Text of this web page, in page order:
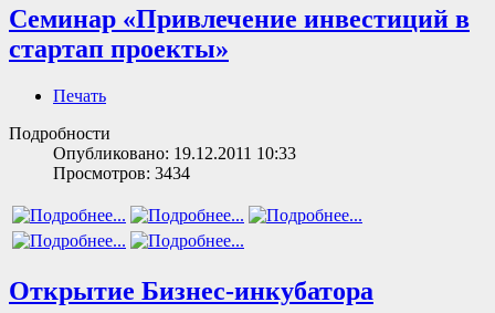
Семинар «Привлечение инвестиций в
стартап проекты»
Печать
Подробности
Опубликовано: 19.12.2011 10:33
Просмотров: 3434
Открытие Бизнес-инкубатора